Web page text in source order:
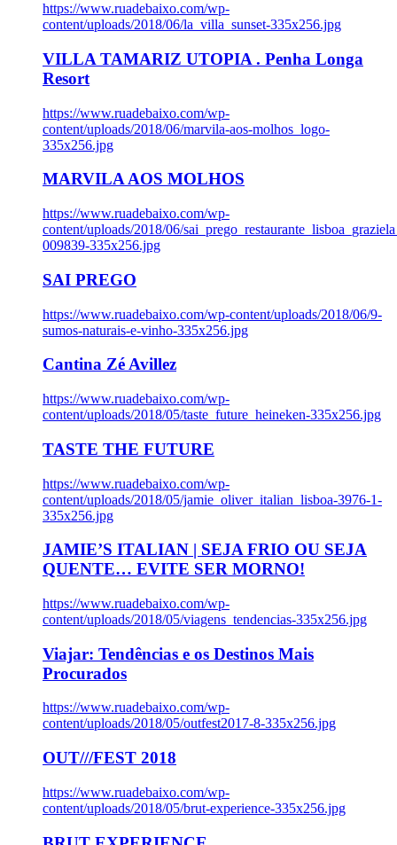
https://www.ruadebaixo.com/wp-
content/uploads/2018/06/la_villa_sunset-335x256.jpg
VILLA TAMARIZ UTOPIA . Penha Longa
Resort
https://www.ruadebaixo.com/wp-
content/uploads/2018/06/marvila-aos-molhos_logo-
335x256.jpg
MARVILA AOS MOLHOS
https://www.ruadebaixo.com/wp-
content/uploads/2018/06/
009839-335x256.jpg
SAI PREGO
https://www.ruadebaixo.com/wp-content/uploads/2018/06/9-
sumos-naturais-e-vinho-335x256.jpg
Cantina Zé Avillez
https://www.ruadebaixo.com/wp-
content/uploads/2018/05/taste_future_heineken-335x256.jpg
TASTE THE FUTURE
https://www.ruadebaixo.com/wp-
content/uploads/2018/05/jamie_oliver_italian_lisboa-3976-1-
335x256.jpg
JAMIE’S ITALIAN | SEJA FRIO OU SEJA
QUENTE… EVITE SER MORNO!
https://www.ruadebaixo.com/wp-
content/uploads/2018/05/viagens_tendencias-335x256.jpg
Viajar: Tendências e os Destinos Mais
Procurados
https://www.ruadebaixo.com/wp-
content/uploads/2018/05/outfest2017-8-335x256.jpg
OUT///FEST 2018
https://www.ruadebaixo.com/wp-
content/uploads/2018/05/brut-experience-335x256.jpg